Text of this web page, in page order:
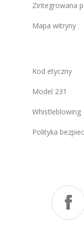
Zintegrowana
Mapa witryny
Kod etyczny
Model 231
Whistleblowing
Polityka